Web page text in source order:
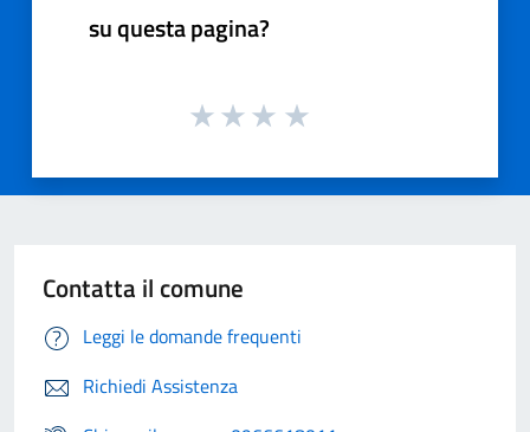
su questa pagina?
Contatta il comune
Leggi le domande frequenti
Richiedi Assistenza